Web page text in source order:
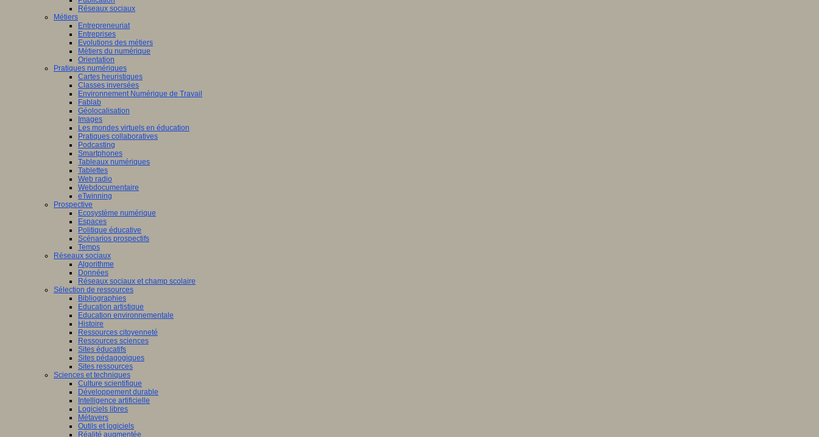
Réseaux sociaux
Métiers
Entrepreneuriat
Entreprises
Evolutions des métiers
Métiers du numérique
Orientation
Pratiques numériques
Cartes heuristiques
Classes inversées
Environnement Numérique de Travail
Fablab
Géolocalisation
Images
Les mondes virtuels en éducation
Pratiques collaboratives
Podcasting
Smartphones
Tableaux numériques
Tablettes
Web radio
Webdocumentaire
eTwinning
Prospective
Ecosystème numérique
Espaces
Politique éducative
Scénarios prospectifs
Temps
Réseaux sociaux
Algorithme
Données
Réseaux sociaux et champ scolaire
Sélection de ressources
Bibliographies
Education artistique
Education environnementale
Histoire
Ressources citoyenneté
Ressources sciences
Sites éducatifs
Sites pédagogiques
Sites ressources
Sciences et techniques
Culture scientifique
Développement durable
Intelligence artificielle
Logiciels libres
Métavers
Outils et logiciels
Réalité augmentée